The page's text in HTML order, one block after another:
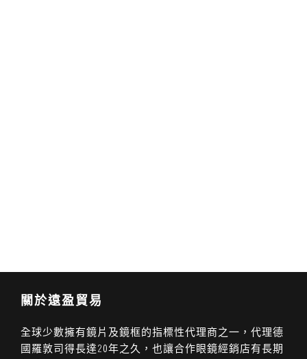
關於遠盈貿易
全球少數擁有鏡片及鏡框的指標性代理商之一，代理德
國羅敦司得長達20年之久，也讓合作眼鏡經銷店有長期